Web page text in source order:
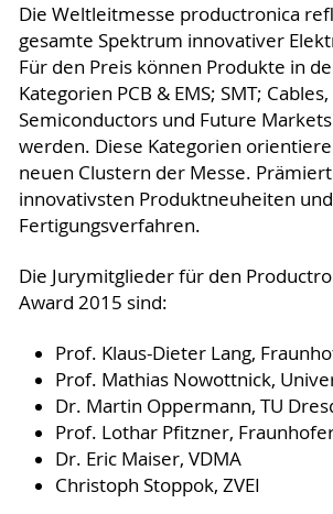
Die Weltleitmesse productronica
gesamte Spektrum innovativer
Für den Preis können Produkte in
Kategorien PCB & EMS; SMT;
Semiconductors und Future
werden. Diese Kategorien
neuen Clustern der Messe.
innovativsten Produktneuheiten und
Fertigungsverfahren.
Die Jurymitglieder für den
Award 2015 sind:
Prof. Klaus-Dieter Lang,
Prof. Mathias Nowottnick,
Dr. Martin Oppermann, TU
Prof. Lothar Pfitzner,
Dr. Eric Maiser, VDMA
Christoph Stoppok, ZVEI